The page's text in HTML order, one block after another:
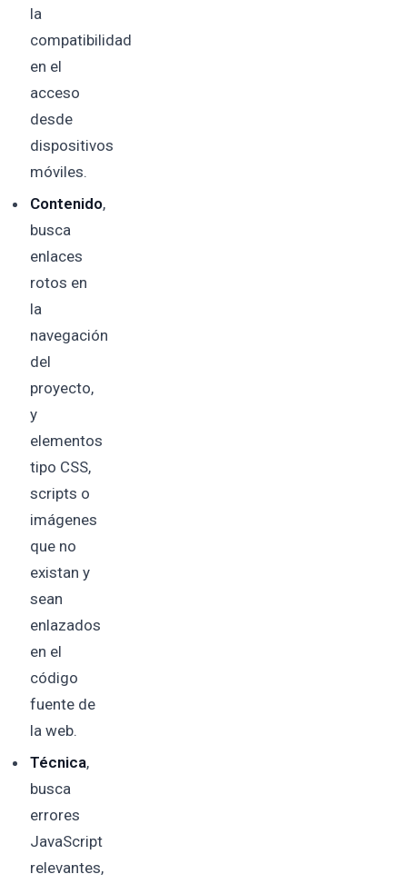
la
compatibilidad
en el
acceso
desde
dispositivos
móviles.
Contenido,
busca
enlaces
rotos en
la
navegación
del
proyecto,
y
elementos
tipo CSS,
scripts o
imágenes
que no
existan y
sean
enlazados
en el
código
fuente de
la web.
Técnica,
busca
errores
JavaScript
relevantes,